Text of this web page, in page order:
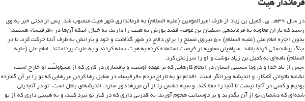
فرماندار هِیت
در سال ۳۹هـ. ق. کمیل بن زیاد از طرف امیرالمؤمین (علیه السلام) به فرمانداری شهر هیت منصوب شد. پس از مدتی خبر به وی
رسید که یاران معاویه به فرماندهی «سفیان بن عوف» قصد یورش به هیت را دارند، به خیال اینکه آن‌ها در «قرقیسا» هستند،
بدون اجازه امام علی (علیه السلام) ۵۰ نیروی مسلح را برای دفاع در شهر گذاشت و خود و یارانش به طرف آنجا حرکت کرد، تا در
جنگ پیشدستی کرده باشد. سپاهیان معاویه از فرصت استفاده کرده به هیت حمله کردند و به غارت پرداختند. امام علی (علیه
السلام) نامه‌ای به کمیل بن زیاد نوشت و او را سرزنش کرد.
«پس از یاد خدا و درود! سستی انسان در انجام کارهایی که بر عهده اوست، و پافشاری در کاری که از مسؤولیّت او خارج است،
نشانه ناتوانی آشکار، و اندیشه ویرانگر است. اقدام تو به تاراج مردم «قرقیسا» در مقابل‌‌ رها کردنِ مرزهایی که تو را بر آن گمارده
بودیم و کسی در آنجا نیست تا آنجا را حفظ کند، و سپاه دشمن را از آن مرز‌ها دور سازد، اندیشه‌ای باطل است. تو در آنجا پلی
شده‌ای که دشمنان تو از آن بگذرند و بر دوستانت هجوم آورند، نه قدرتی داری که در کنار تو نبرد کنند، و نه هیبتی داری که از تو